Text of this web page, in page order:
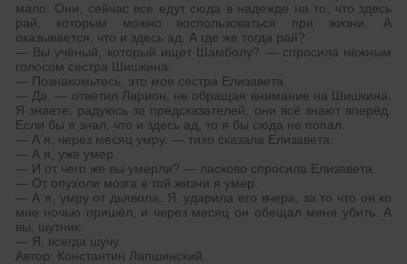
мало. Они, сейчас все едут сюда в надежде на то, что здесь
рай, которым можно воспользоваться при жизни. А
оказывается, что и здесь ад. А где же тогда рай?
— Вы учёный, который ищет Шамболу? — спросила нежным
голосом сестра Шишкина.
— Познакомьтесь, это моя сестра Елизавета.
— Да. — ответил Ларион, не обращая внимание на Шишкина.
Я знаете, радуюсь за предсказателей, они всё знают вперёд.
Если бы я знал, что и здесь ад, то я бы сюда не попал.
— А я, через месяц умру. — тихо сказала Елизавета.
— А я, уже умер.
— И от чего же вы умерли? — ласково спросила Елизавета.
— От опухоли мозга в той жизни я умер.
— А я, умру от дьявола. Я, ударила его вчера, за то что он ко
мне ночью пришёл, и через месяц он обещал меня убить. А
вы, шутник.
— Я, всегда шучу.
Автор: Константин Лапшинский.